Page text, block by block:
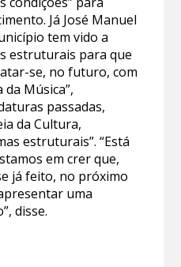
Já José Manuel
tem vido a
estruturais para que
se, no futuro, com
da Música”,
passadas,
da Cultura,
estruturais”. “Está
em crer que,
já feito, no próximo
uma
disse.